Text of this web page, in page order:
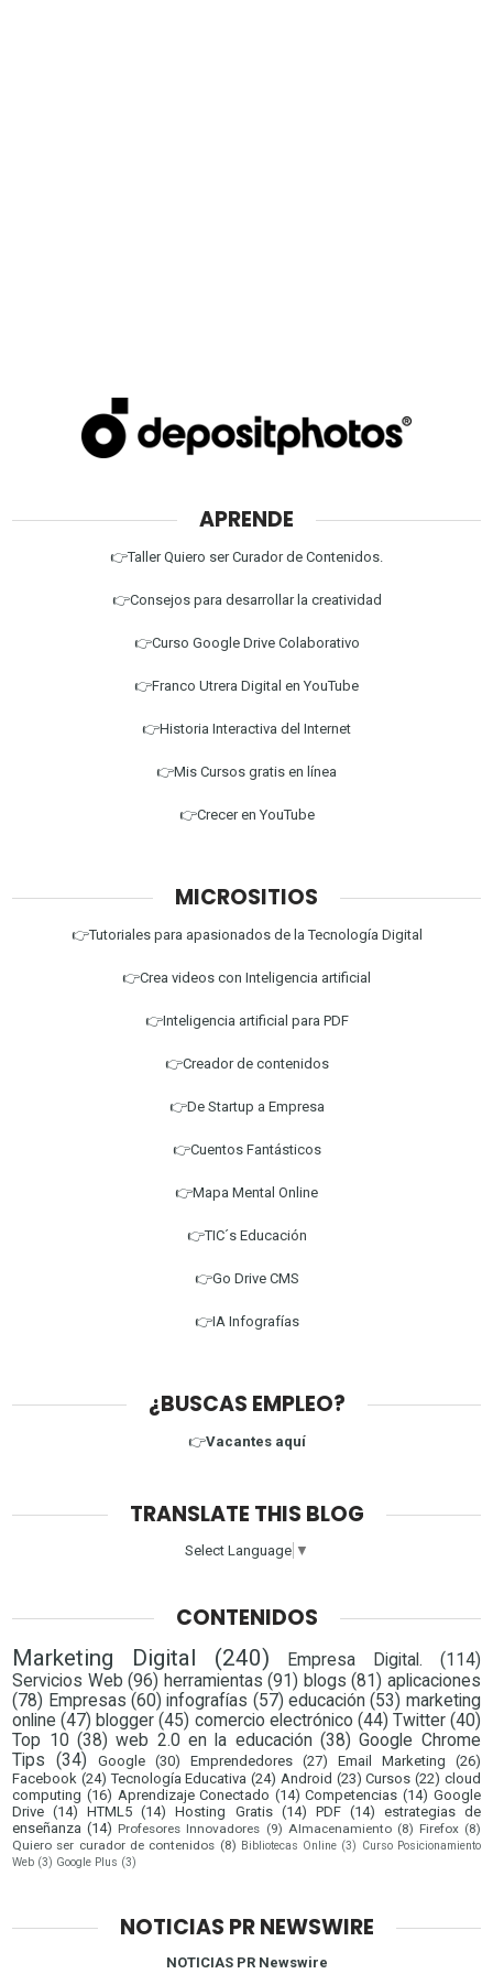
APRENDE
👉Taller Quiero ser Curador de Contenidos.
👉Consejos para desarrollar la creatividad
👉Curso Google Drive Colaborativo
👉Franco Utrera Digital en YouTube
👉Historia Interactiva del Internet
👉Mis Cursos gratis en línea
👉Crecer en YouTube
MICROSITIOS
👉Tutoriales para apasionados de la Tecnología Digital
👉Crea videos con Inteligencia artificial
👉Inteligencia artificial para PDF
👉Creador de contenidos
👉De Startup a Empresa
👉Cuentos Fantásticos
👉Mapa Mental Online
👉TIC´s Educación
👉Go Drive CMS
👉IA Infografías
¿BUSCAS EMPLEO?
👉Vacantes aquí
TRANSLATE THIS BLOG
Select Language ▼
CONTENIDOS
Marketing Digital (240) Empresa Digital.
(114)
Servicios Web (96) herramientas (91) blogs (81) aplicaciones
(78) Empresas (60) infografías (57) educación (53) marketing
online (47) blogger (45) comercio electrónico (44) Twitter (40)
Top 10 (38) web 2.0 en la educación (38) Google Chrome
Tips
(34) Google (30) Emprendedores (27) Email Marketing
(26)
Facebook (24) Tecnología Educativa (24) Android (23) Cursos (22) cloud
computing (16) Aprendizaje Conectado (14) Competencias (14) Google
Drive (14) HTML5 (14) Hosting Gratis (14) PDF (14) estrategias de
enseñanza (14) Profesores Innovadores (9) Almacenamiento (8) Firefox (8)
Quiero ser curador de contenidos (8) Bibliotecas Online (3) Curso Posicionamiento
Web (3) Google Plus (3)
NOTICIAS PR NEWSWIRE
NOTICIAS PR Newswire